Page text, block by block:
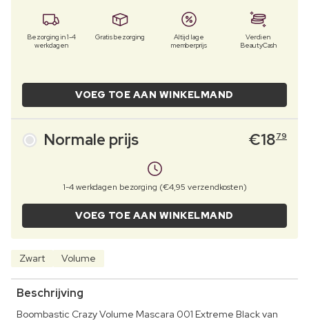
Bezorging in 1-4
werkdagen
Gratis bezorging
Altijd lage
memberprijs
Verdien
BeautyCash
VOEG TOE AAN WINKELMAND
Normale prijs €1879
1-4 werkdagen bezorging (€4,95 verzendkosten)
VOEG TOE AAN WINKELMAND
Zwart Volume
Beschrijving
Boombastic Crazy Volume Mascara 001 Extreme Black van